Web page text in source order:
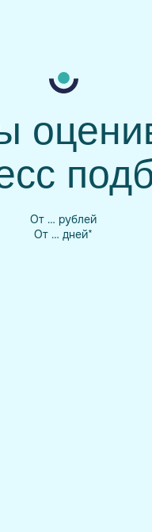
От … рублей
От … дней*